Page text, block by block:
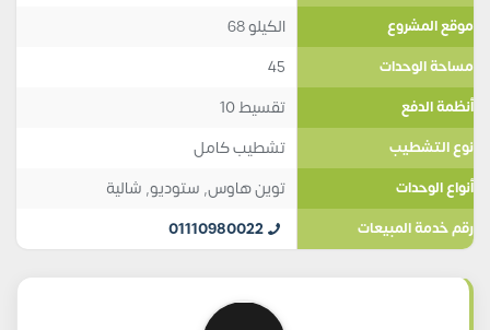
موقع المشروع الكيلو 68
مساحة الوحدات 45
أنظمة الدفع تقسيط 10
نوع التشطيب تشطيب كامل
أنواع الوحدات توين هاوس, ستوديو, شالية
رقم خدمة المبيعات 01110980022